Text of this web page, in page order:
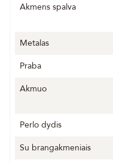
Akmens spalva
Metalas
Praba
Akmuo
Perlo dydis
Su brangakmeniais